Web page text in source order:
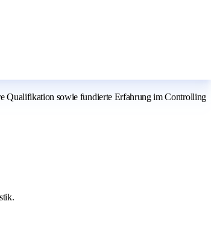
Qualifikation sowie fundierte Erfahrung im Controlling